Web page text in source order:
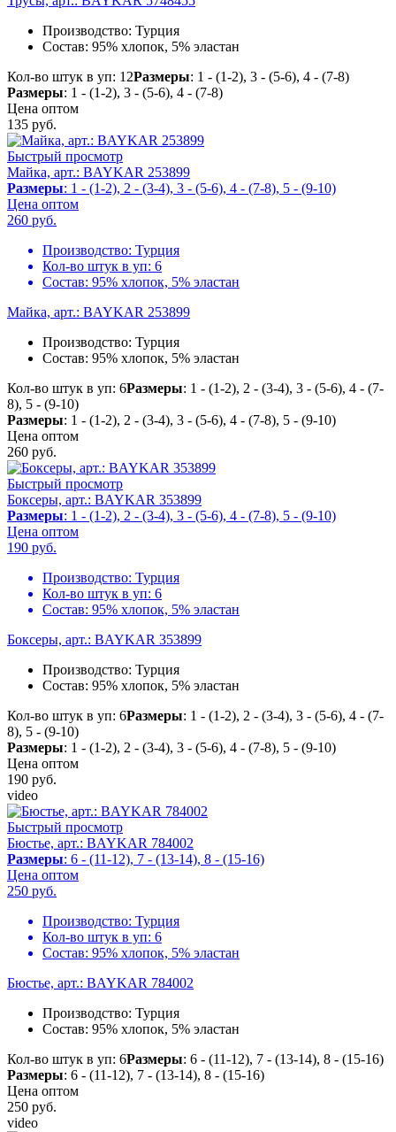
Производство: Турция
Состав: 95% хлопок, 5% эластан
Кол-во штук в уп: 12Размеры: 1 - (1-2), 3 - (5-6), 4 - (7-8)
Размеры: 1 - (1-2), 3 - (5-6), 4 - (7-8)
Цена оптом
135 руб.
Быстрый просмотр
Майка, арт.: BAYKAR 253899
Размеры: 1 - (1-2), 2 - (3-4), 3 - (5-6), 4 - (7-8), 5 - (9-10)
Цена оптом
260 руб.
Производство: Турция
Кол-во штук в уп: 6
Состав: 95% хлопок, 5% эластан
Майка, арт.: BAYKAR 253899
Производство: Турция
Состав: 95% хлопок, 5% эластан
Кол-во штук в уп: 6Размеры: 1 - (1-2), 2 - (3-4), 3 - (5-6), 4 - (7-
8), 5 - (9-10)
Размеры: 1 - (1-2), 2 - (3-4), 3 - (5-6), 4 - (7-8), 5 - (9-10)
Цена оптом
260 руб.
Быстрый просмотр
Боксеры, арт.: BAYKAR 353899
Размеры: 1 - (1-2), 2 - (3-4), 3 - (5-6), 4 - (7-8), 5 - (9-10)
Цена оптом
190 руб.
Производство: Турция
Кол-во штук в уп: 6
Состав: 95% хлопок, 5% эластан
Боксеры, арт.: BAYKAR 353899
Производство: Турция
Состав: 95% хлопок, 5% эластан
Кол-во штук в уп: 6Размеры: 1 - (1-2), 2 - (3-4), 3 - (5-6), 4 - (7-
8), 5 - (9-10)
Размеры: 1 - (1-2), 2 - (3-4), 3 - (5-6), 4 - (7-8), 5 - (9-10)
Цена оптом
190 руб.
video
Быстрый просмотр
Бюстье, арт.: BAYKAR 784002
Размеры: 6 - (11-12), 7 - (13-14), 8 - (15-16)
Цена оптом
250 руб.
Производство: Турция
Кол-во штук в уп: 6
Состав: 95% хлопок, 5% эластан
Бюстье, арт.: BAYKAR 784002
Производство: Турция
Состав: 95% хлопок, 5% эластан
Кол-во штук в уп: 6Размеры: 6 - (11-12), 7 - (13-14), 8 - (15-16)
Размеры: 6 - (11-12), 7 - (13-14), 8 - (15-16)
Цена оптом
250 руб.
video